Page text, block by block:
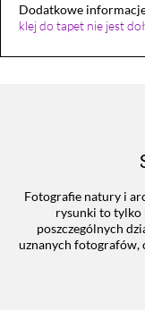
Dodatkowe
klej do tapet nie jest
Fotografie natury i
rysunki to tylko
poszczególnych
uznanych fotografów,